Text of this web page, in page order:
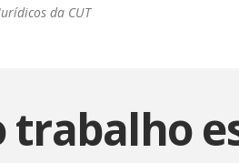
da CUT
trabalho